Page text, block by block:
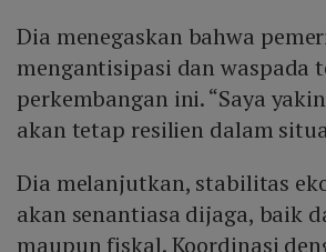
Dia menegaskan bahwa
mengantisipasi dan waspada
perkembangan ini. “Saya
akan tetap resilien dalam
Dia melanjutkan, stabilitas
akan senantiasa dijaga, baik
maupun fiskal. Koordinasi